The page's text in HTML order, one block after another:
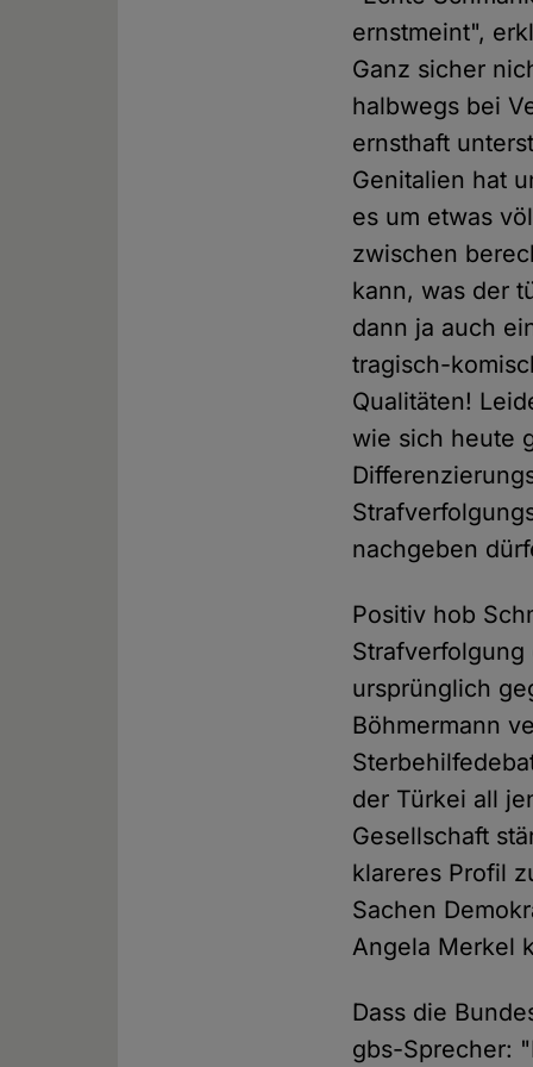
ernstmeint",
Ganz sicher
halbwegs bei
ernsthaft
Genitalien hat
es um etwas
zwischen
kann, was der
dann ja auch
tragisch-
Qualitäten!
wie sich heute
nachgeben
Positiv hob
ursprünglich
Böhmermann
der Türkei all
Gesellschaft
klareres Profil
Sachen
Angela Merkel
Dass die
gbs-Sprecher: